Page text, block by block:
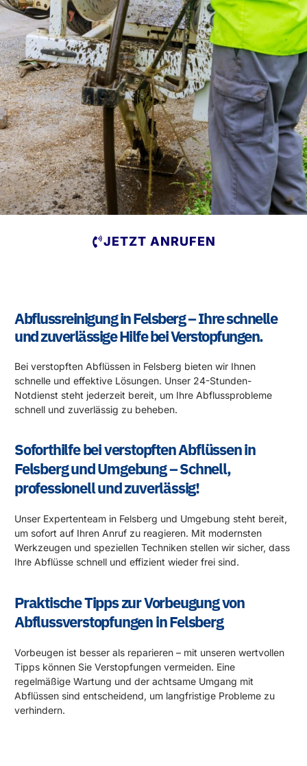
JETZT ANRUFEN
Abflussreinigung in Felsberg – Ihre schnelle
und zuverlässige Hilfe bei Verstopfungen.
Bei verstopften Abflüssen in Felsberg bieten wir Ihnen
schnelle und effektive Lösungen. Unser 24-Stunden-
Notdienst steht jederzeit bereit, um Ihre Abflussprobleme
schnell und zuverlässig zu beheben.
Soforthilfe bei verstopften Abflüssen in
Felsberg und Umgebung – Schnell,
professionell und zuverlässig!
Unser Expertenteam in Felsberg und Umgebung steht bereit,
um sofort auf Ihren Anruf zu reagieren. Mit modernsten
Werkzeugen und speziellen Techniken stellen wir sicher, dass
Ihre Abflüsse schnell und effizient wieder frei sind.
Praktische Tipps zur Vorbeugung von
Abflussverstopfungen in Felsberg
Vorbeugen ist besser als reparieren – mit unseren wertvollen
Tipps können Sie Verstopfungen vermeiden. Eine
regelmäßige Wartung und der achtsame Umgang mit
Abflüssen sind entscheidend, um langfristige Probleme zu
verhindern.